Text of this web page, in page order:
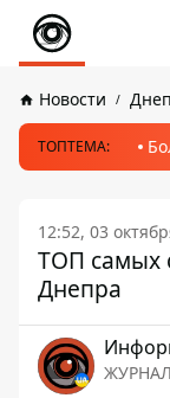
Новости
ТОПТЕМА:
12:52, 03
ТОП самых
Днепра